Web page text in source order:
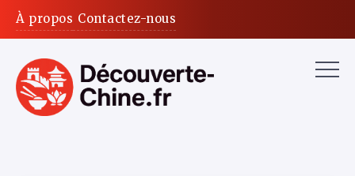
À propos Contactez-nous